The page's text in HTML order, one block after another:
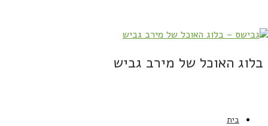
בלוג האוכל של מירב גביש
בית